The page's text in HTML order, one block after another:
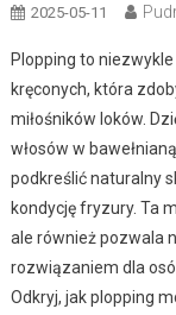
2025-05-11
Plopping to
kręconych, która
miłośników loków.
włosów w
podkreślić naturalny
kondycję fryzury. Ta
ale również pozwala
rozwiązaniem dla
Odkryj, jak plopping